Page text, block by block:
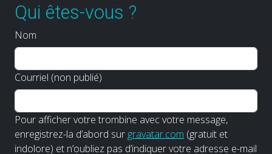
Qui êtes-vous ?
Nom
Courriel (non publié)
Pour afficher votre trombine avec votre message,
enregistrez-la d’abord sur gravatar.com (gratuit et
indolore) et n’oubliez pas d’indiquer votre adresse e-mail